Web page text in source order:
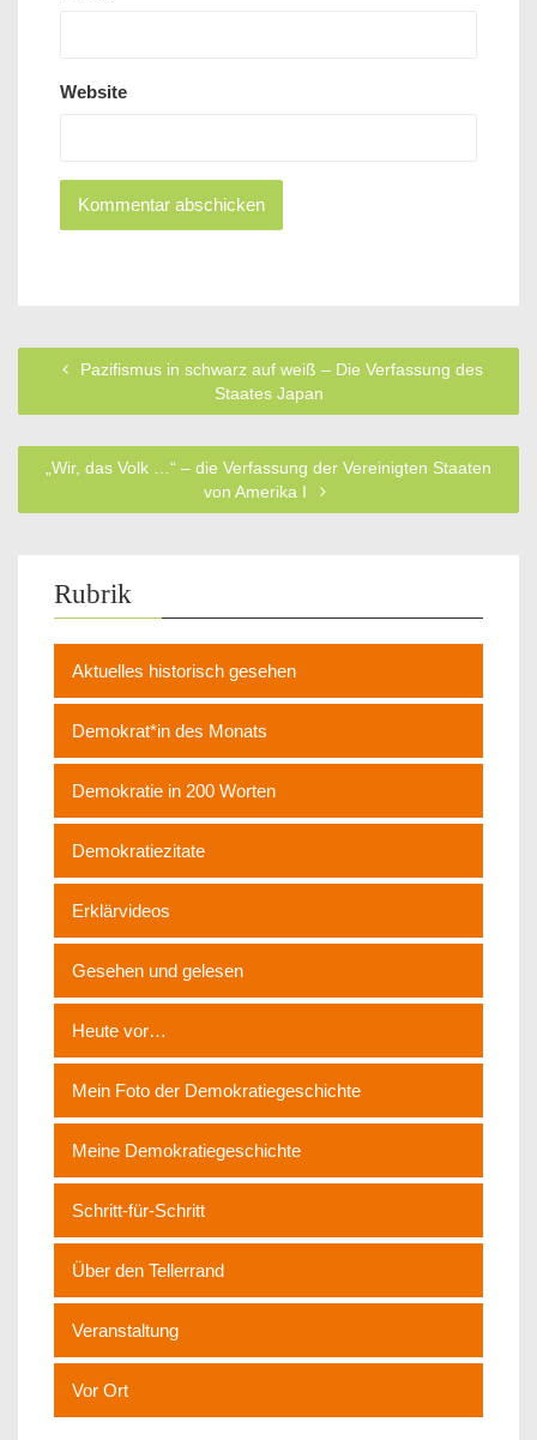
Website
Pazifismus in schwarz auf weiß – Die Verfassung des
Staates Japan
„Wir, das Volk …“ – die Verfassung der Vereinigten Staaten
von Amerika I
Rubrik
Aktuelles historisch gesehen
Demokrat*in des Monats
Demokratie in 200 Worten
Demokratiezitate
Erklärvideos
Gesehen und gelesen
Heute vor…
Mein Foto der Demokratiegeschichte
Meine Demokratiegeschichte
Schritt-für-Schritt
Über den Tellerrand
Veranstaltung
Vor Ort